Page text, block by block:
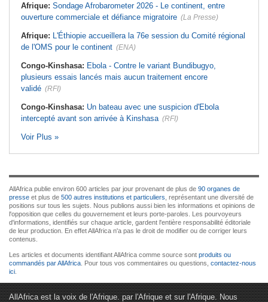
Afrique: Sondage Afrobarometer 2026 - Le continent, entre
ouverture commerciale et défiance migratoire (La Presse)
Afrique: L'Éthiopie accueillera la 76e session du Comité régional
de l'OMS pour le continent (ENA)
Congo-Kinshasa: Ebola - Contre le variant Bundibugyo,
plusieurs essais lancés mais aucun traitement encore
validé (RFI)
Congo-Kinshasa: Un bateau avec une suspicion d'Ebola
intercepté avant son arrivée à Kinshasa (RFI)
Voir Plus »
AllAfrica publie environ 600 articles par jour provenant de plus de 90 organes de
presse et plus de 500 autres institutions et particuliers , représentant une diversité de
positions sur tous les sujets. Nous publions aussi bien les informations et opinions de
l'opposition que celles du gouvernement et leurs porte-paroles. Les pourvoyeurs
d'informations, identifiés sur chaque article, gardent l'entière responsabilité éditoriale
de leur production. En effet AllAfrica n'a pas le droit de modifier ou de corriger leurs
contenus.
Les articles et documents identifiant AllAfrica comme source sont produits ou
commandés par AllAfrica . Pour tous vos commentaires ou questions, contactez-nous
ici
AllAfrica est la voix de l'Afrique. par l'Afrique et sur l'Afrique. Nous